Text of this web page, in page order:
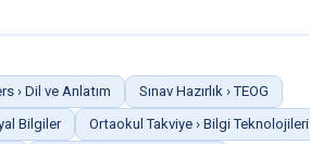
› Dil ve Anlatım
Sınav Hazırlık › TEOG
Bilgiler
Ortaokul Takviye › Bilgi Teknolojileri